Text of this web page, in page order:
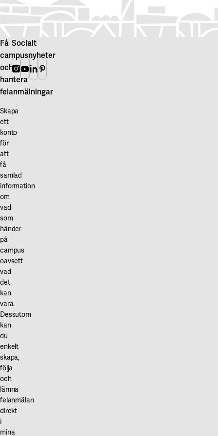
via
Mina
Sidor
hos
K2A
av
lägenheter
sker
via
våran
blockförhyrare
K2A.
Mer
kring
och
finns
att
K2A:s
webbplats
https://k2a.se/fastighet/polstjarnan/
Få
campusnyheter
och
hantera
felanmälningar
Skapa
ett
konto
för
att
få
samlad
information
om
vad
som
händer
på
campus
oavsett
vad
det
kan
vara.
Dessutom
kan
du
enkelt
skapa,
följa
och
lämna
felanmälan
direkt
i
mina
Socialt
Instagram
Youtube
Linkedin
Pinterest